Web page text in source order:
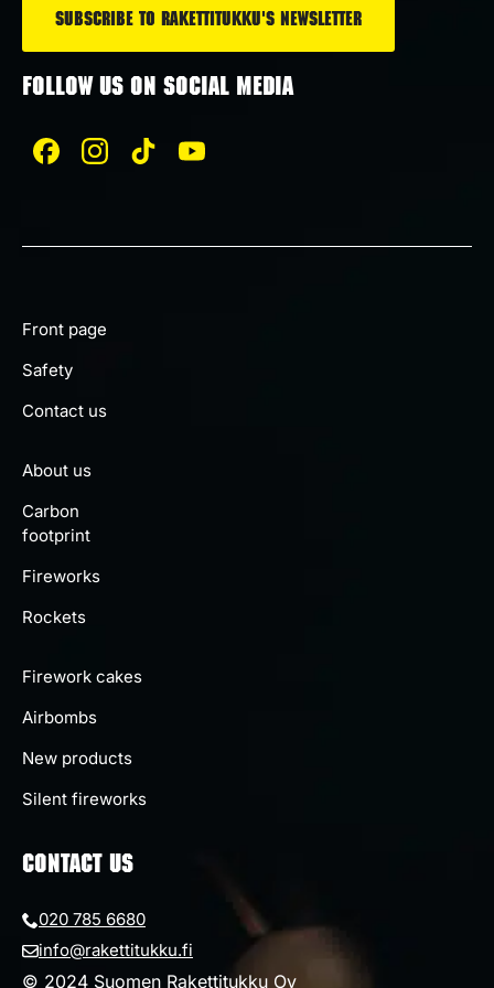
FOLLOW US ON SOCIAL MEDIA
© 2024 Suomen Rakettitukku Oy
Front page
Safety
Contact us
About us
Carbon
footprint
Fireworks
Rockets
Firework cakes
Airbombs
New products
Silent fireworks
CONTACT US
020 785 6680
info@rakettitukku.fi